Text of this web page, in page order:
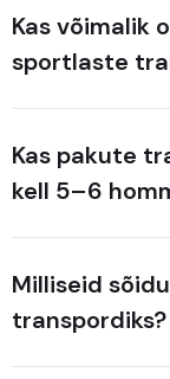
Kas võimalik
sportlaste
Kas pakute
kell 5–6
Milliseid
transpordiks?